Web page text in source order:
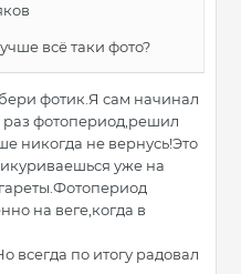
всё таки фото?
фотик.Я сам начинал
раз фотопериод,решил
никогда не вернусь!Это
уже на
на веге,когда в
всегда по итогу радовал